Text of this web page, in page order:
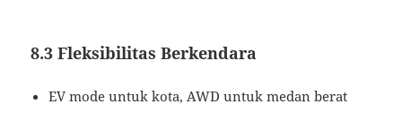
8.3 Fleksibilitas Berkendara
EV mode untuk kota, AWD untuk medan berat